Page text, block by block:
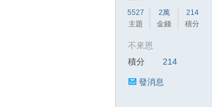
5527
主題
2萬
金錢
214
積分
不來恩
積分
214
發消息